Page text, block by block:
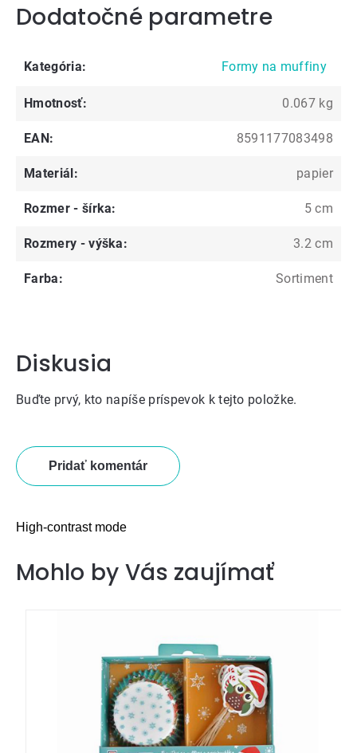
Dodatočné parametre
Kategória: Formy na muffiny
Hmotnosť: 0.067 kg
EAN: 8591177083498
Materiál: papier
Rozmer - šírka: 5 cm
Rozmery - výška: 3.2 cm
Farba: Sortiment
Diskusia
Buďte prvý, kto napíše príspevok k tejto položke.
Pridať komentár
High-contrast mode
Mohlo by Vás zaujímať